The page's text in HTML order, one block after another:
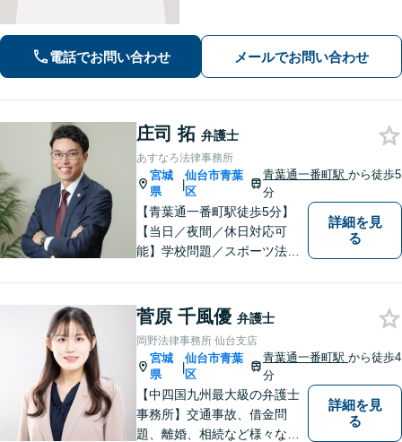
と変え、未来を見据えて全力で伴走い
たします。【電話・メール・WEB相談
電話でお問い合わせ メールでお問い合わせ
庄司 拓 弁護士
あすなろ法律事務所
宮城
県
|
仙台市青葉
区
青葉通一番町駅から徒歩5
分
【青葉通一番町駅徒歩5分】
【当日／夜間／休日対応可
能】学校問題／スポーツ法務
続／刑事事件など幅広く対
応。悩みを抱えた方が気軽に
相談できるように、親しみや
すい雰囲気作りを心掛けてお
ります。
詳細を見
る
菅原 千風優 弁護士
岡野法律事務所 仙台支店
宮城
県
|
仙台市青葉
区
青葉通一番町駅から徒歩4
分
【中四国九州最大級の弁護士
事務所】交通事故、借金問
題、離婚、相続など様々な問
詳細を見
る